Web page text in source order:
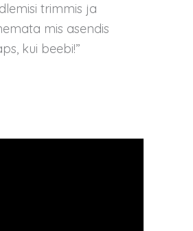
trimmis ja
mis asendis
kui beebi!”